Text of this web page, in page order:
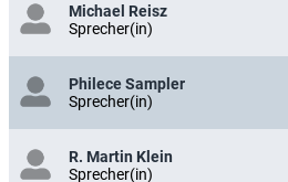
Michael Reisz
Sprecher(in)
Philece Sampler
Sprecher(in)
R. Martin Klein
Sprecher(in)